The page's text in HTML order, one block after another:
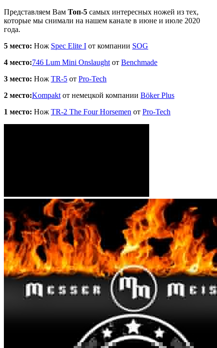
Представляем Вам Топ-5 самых интересных ножей из тех,
которые мы снимали на нашем канале в июне и июле 2020
года.
5 место: Нож Spec Elite I от компании SOG
4 место:746 Lum Mini Onslaught от Benchmade
3 место: Нож TR-5 от Pro-Tech
2 место:Kompakt от немецкой компании Böker Plus
1 место: Нож TR-2 The Four Horsemen от Pro-Tech